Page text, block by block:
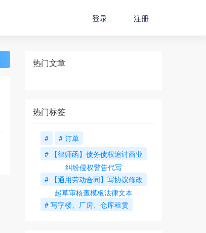
登录 注册
热门文章
热门标签
#
# 订单
# 【律师函】债务债权追讨商业
纠纷侵权警告代写
# 【通用劳动合同】写协议修改
起草审核查模板法律文本
# 写字楼、厂房、仓库租赁